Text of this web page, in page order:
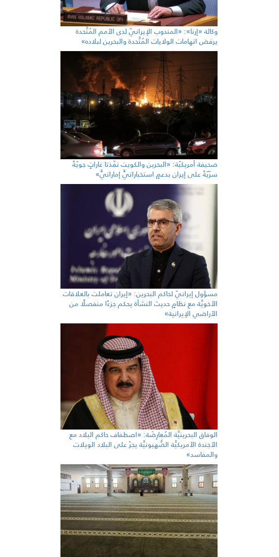
وكالة «إرنا»: «المندوب الإيرانيّ لدى الأمم المُتَّحدة
يرفض اتهامات الولايات المُتَّحدة والبحرين لبلاده»
صحيفة أمريكيّة: «البحرين والكويت نفّذتا غاراتٍ جويّةً
سرّيّةً على إيران بدعمٍ استخباراتيٍّ إماراتيٍّ»
مسؤول إيرانيّ لحاكم البحرين: «إيران تعاملت بالعلاقات
الأخويَّة مع نظامٍ حديث النشأة يحكم جزءًا منفصلًا من
الأراضي الإيرانية»
الوفاق البحرينيَّة المُعارِضَة: «اصطفاف حاكم البلاد مع
الأجندة الأمريكيَّة الصُّهيونيَّة يجرّ على البلاد الويلات
والمفاسد»